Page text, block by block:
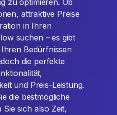
zu optimieren. Ob
attraktive Preise
in Ihren
suchen – es gibt
Bedürfnissen
die perfekte
und Preis-Leistung.
die bestmögliche
sich also Zeit,